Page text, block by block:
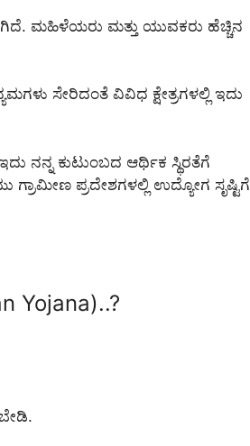
ಮಹಿಳೆಯರು ಮತ್ತು ಯುವಕರು ಹೆಚ್ಚಿನ
ಸೇರಿದಂತೆ ವಿವಿಧ ಕ್ಷೇತ್ರಗಳಲ್ಲಿ ಇದು
ನನ್ನ ಕುಟುಂಬದ ಆರ್ಥಿಕ ಸ್ಥಿರತೆಗೆ
ಪ್ರದೇಶಗಳಲ್ಲಿ ಉದ್ಯೋಗ ಸೃಷ್ಟಿಗೆ
Yojana)..?